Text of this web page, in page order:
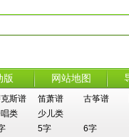
版 网站地图
斯谱 笛萧谱 古筝谱
类
少儿类
5字 6字